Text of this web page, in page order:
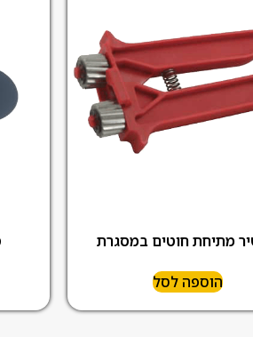
מתיחת חוטים במסגרת
הוספה לסל